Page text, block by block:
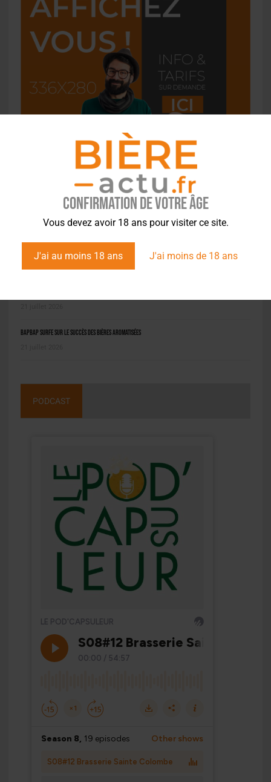
Confirmation de votre âge
Vous devez avoir 18 ans pour visiter ce site.
J'ai au moins 18 ans J'ai moins de 18 ans
Pilou : la bière bio niçoise qui fait revivre le jeu local
BAPBAP surfe sur le succès des bières aromatisées
PODCAST